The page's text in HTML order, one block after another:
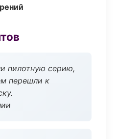
пилотную серию,
перешли к